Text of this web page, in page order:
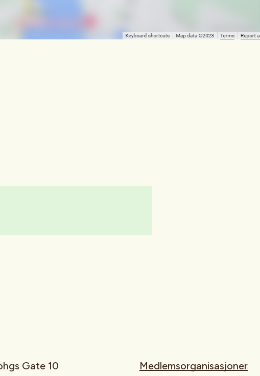
Gate 10
Medlemsorganisasjoner